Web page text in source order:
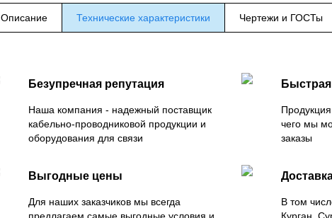
Описание Технические характеристики Чертежи и ГОСТы
Безупречная репутация
Наша компания - надежный поставщик
кабельно-проводниковой продукции и
оборудования для связи
чего мы
заказы
Выгодные цены
Для наших заказчиков мы всегда
В том